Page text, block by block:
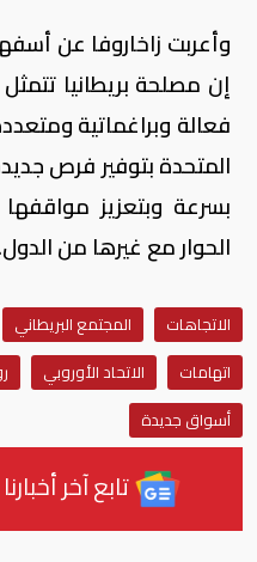
وأعربت زاخاروفا عن
إن مصلحة بريطانيا
فعالة وبراغماتية
المتحدة بتوفير فرص
بسرعة وبتعزيز
الحوار مع غيرها من الدول.
الاتجاهات المجتمع البريطاني
اتهامات
الاتحاد الأوروبي
أسواق جديدة
تابع آخر